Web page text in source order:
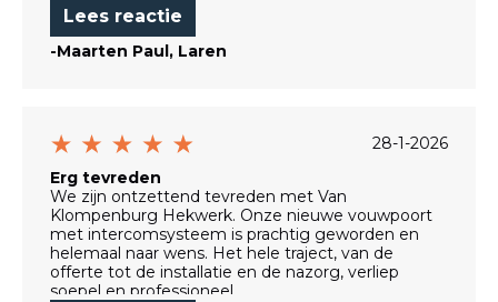
H
Lees reactie
-Maarten Paul, Laren
28-1-2026
Erg tevreden
We zijn ontzettend tevreden met Van
Klompenburg Hekwerk. Onze nieuwe vouwpoort
met intercomsysteem is prachtig geworden en
helemaal naar wens. Het hele traject, van de
offerte tot de installatie en de nazorg, verliep
soepel en professioneel.